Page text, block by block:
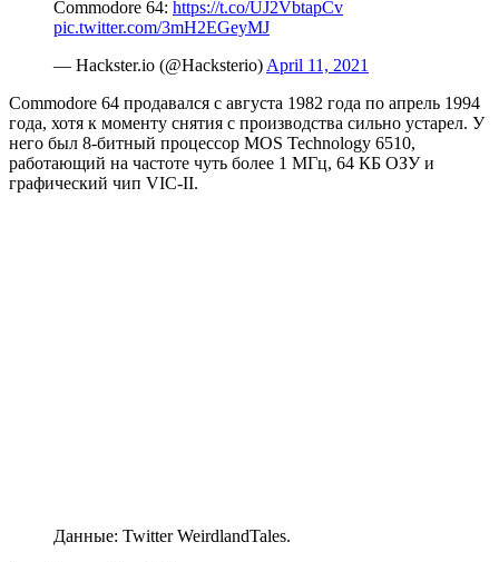
Commodore 64: https://t.co/UJ2VbtapCv
pic.twitter.com/3mH2EGeyMJ
— Hackster.io (@Hacksterio) April 11, 2021
Commodore 64 продавался с августа 1982 года по апрель 1994
года, хотя к моменту снятия с производства сильно устарел. У
него был 8-битный процессор MOS Technology 6510,
работающий на частоте чуть более 1 МГц, 64 КБ ОЗУ и
графический чип VIC-II.
Данные: Twitter WeirdlandTales.